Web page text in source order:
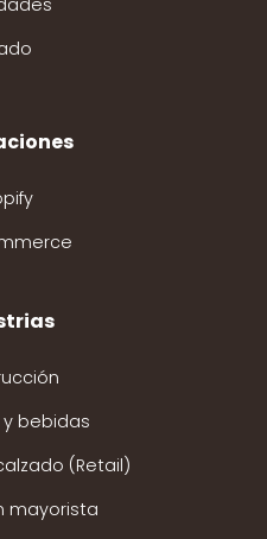
bebidas
(Retail)
mayorista